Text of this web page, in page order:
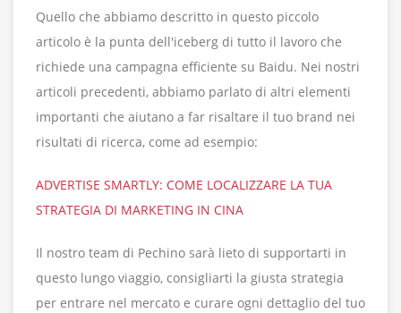
Quello che abbiamo descritto in questo piccolo
articolo è la punta dell'iceberg di tutto il lavoro che
richiede una campagna efficiente su Baidu. Nei nostri
articoli precedenti, abbiamo parlato di altri elementi
importanti che aiutano a far risaltare il tuo brand nei
risultati di ricerca, come ad esempio:
ADVERTISE SMARTLY: COME LOCALIZZARE LA TUA
STRATEGIA DI MARKETING IN CINA
Il nostro team di Pechino sarà lieto di supportarti in
questo lungo viaggio, consigliarti la giusta strategia
per entrare nel mercato e curare ogni dettaglio del tuo